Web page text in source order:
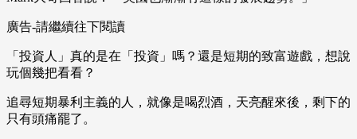
廣告-請繼續往下閱讀
「投資人」真的是在「投資」嗎？還是短期的致富遊戲，想說
玩個幾把看看？
追尋短期暴利主義的人，就像是喝烈酒，天亮醒來後，剩下的
只有頭痛罷了。